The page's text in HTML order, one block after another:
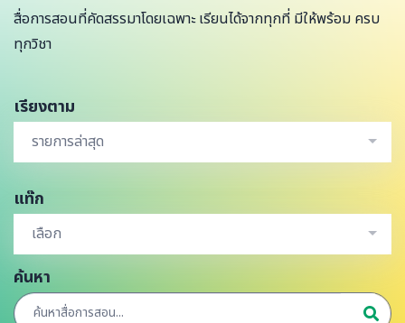
สื่อการสอนที่คัดสรรมาโดยเฉพาะ เรียนได้จากทุกที่ มีให้พร้อม ครบ
ทุกวิชา
เรียงตาม
รายการล่าสุด
แท๊ก
เลือก
ค้นหา